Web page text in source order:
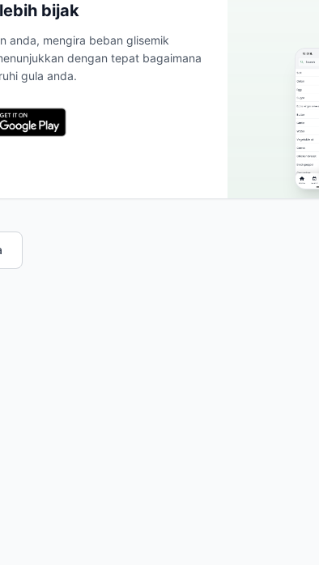
bijak
anda, mengira beban glisemik
dengan tepat bagaimana
gula anda.